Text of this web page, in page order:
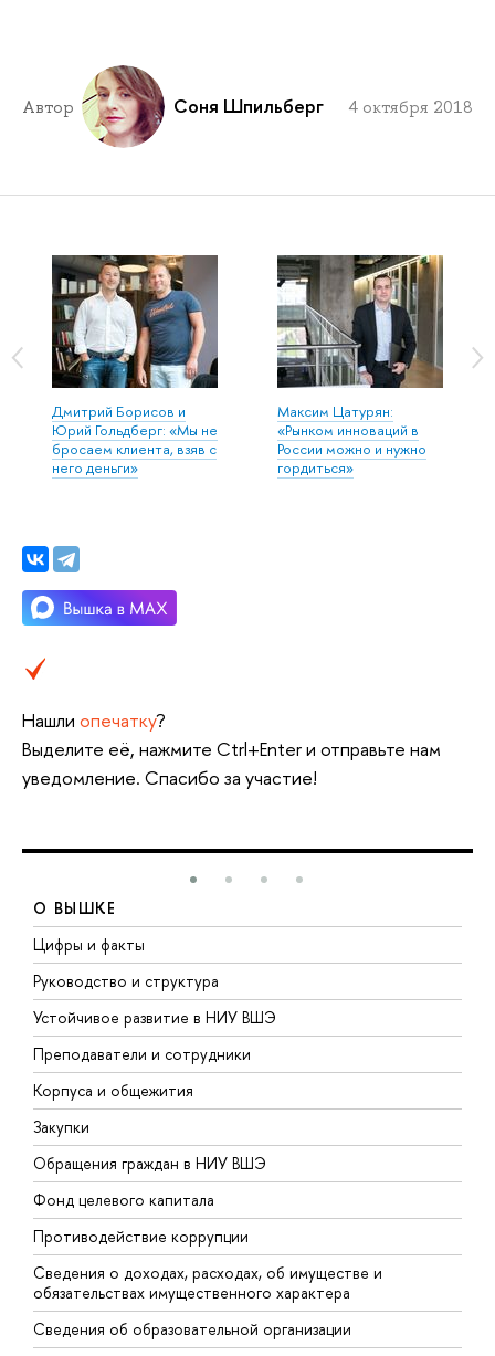
Автор Соня Шпильберг 4 октября 2018
Дмитрий Борисов и
Юрий Гольдберг: «Мы не
бросаем клиента, взяв с
него деньги»
Максим Цатурян:
«Рынком инноваций в
России можно и нужно
гордиться»
Нашли опечатку?
Выделите её, нажмите Ctrl+Enter и отправьте нам
уведомление. Спасибо за участие!
О ВЫШКЕ
Цифры и факты
Руководство и структура
Устойчивое развитие в НИУ ВШЭ
Преподаватели и сотрудники
Корпуса и общежития
Закупки
Обращения граждан в НИУ ВШЭ
Фонд целевого капитала
Противодействие коррупции
Сведения о доходах, расходах, об имуществе и
обязательствах имущественного характера
Сведения об образовательной организации